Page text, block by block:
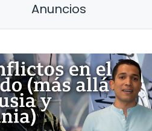
Anuncios